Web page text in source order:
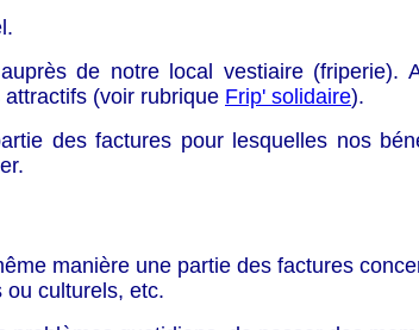
de notre local vestiaire (friperie).
(voir rubrique Frip' solidaire).
des factures pour lesquelles nos
manière une partie des factures
ou culturels, etc.